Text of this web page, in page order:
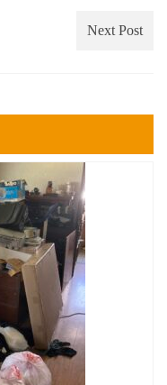
Next Post